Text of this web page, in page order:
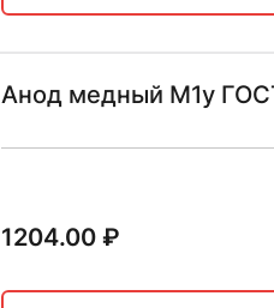
Анод медный М1у
1204.00₽